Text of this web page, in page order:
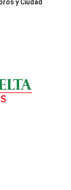
y Ciudad